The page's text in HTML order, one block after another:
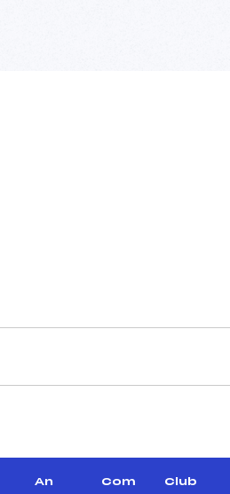
Distance :
Point Haut :
An Com Club